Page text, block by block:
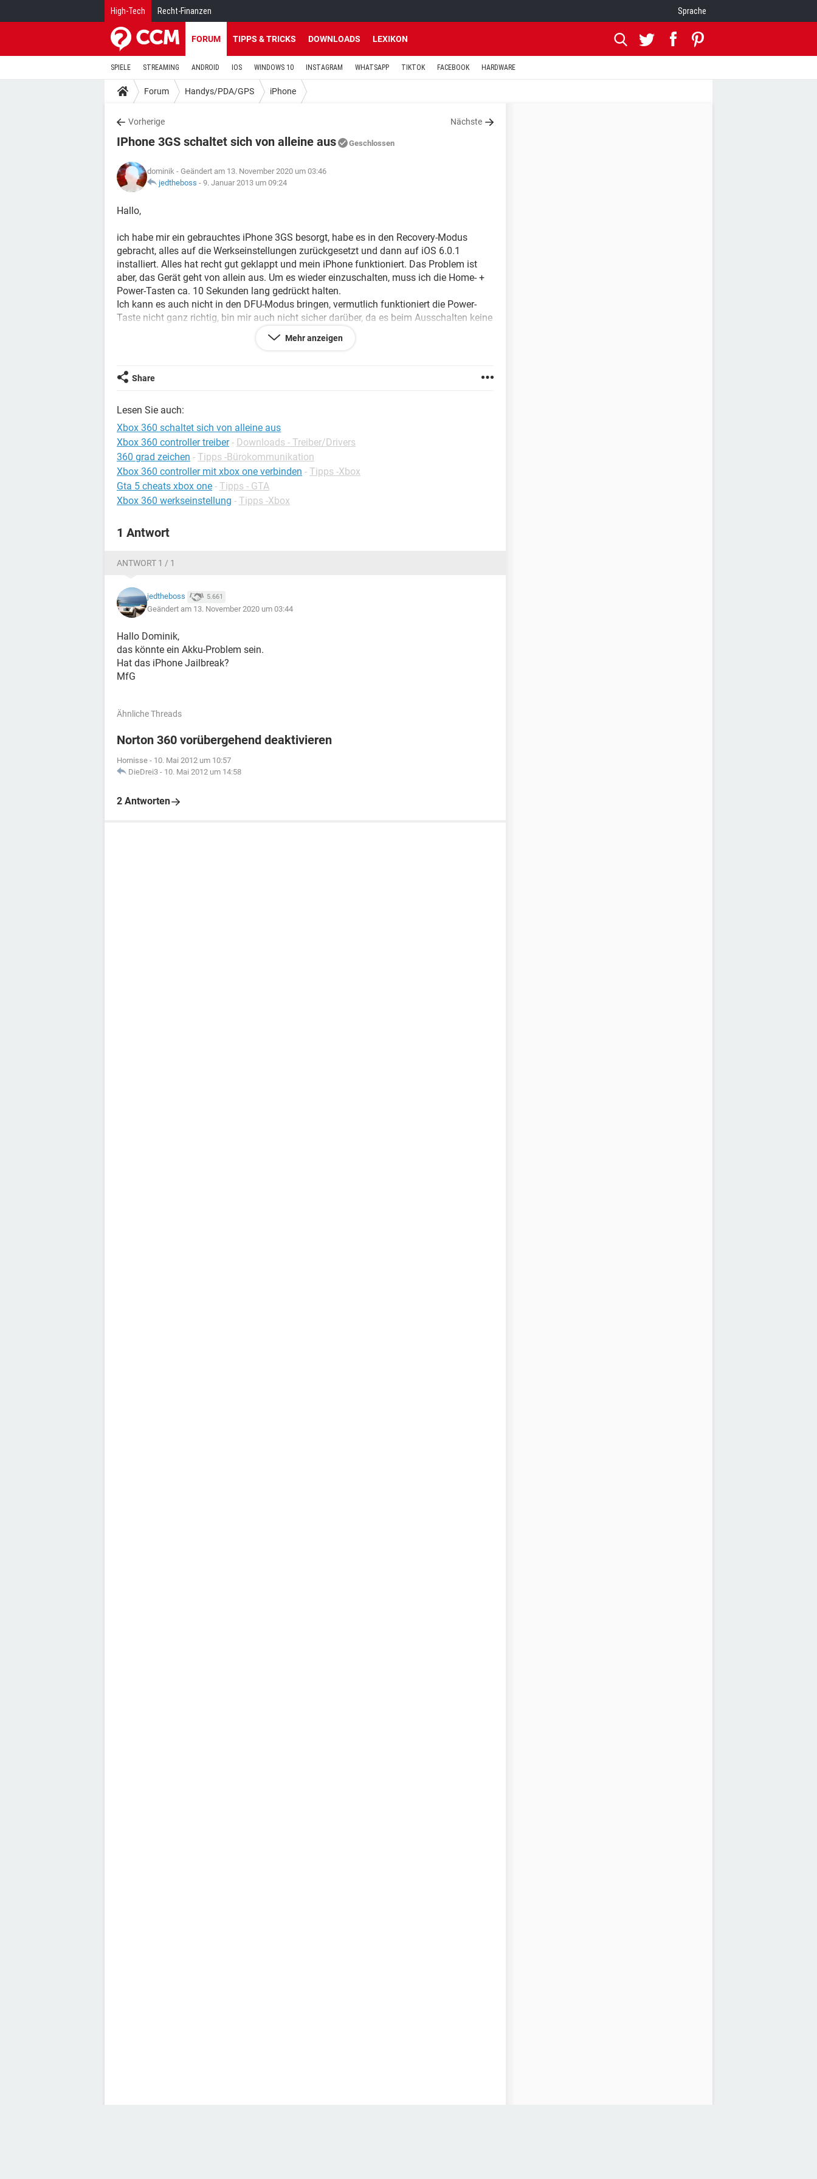
High-Tech Recht-Finanzen Sprache
FORUM TIPPS & TRICKS DOWNLOADS LEXIKON
SPIELE STREAMING ANDROID IOS WINDOWS 10 INSTAGRAM WHATSAPP TIKTOK FACEBOOK HARDWARE
Forum Handys/PDA/GPS iPhone
Vorherige Nächste
IPhone 3GS schaltet sich von alleine aus Geschlossen
dominik - Geändert am 13. November 2020 um 03:46
jedtheboss - 9. Januar 2013 um 09:24
Hallo,
ich habe mir ein gebrauchtes iPhone 3GS besorgt, habe es in den Recovery-Modus
gebracht, alles auf die Werkseinstellungen zurückgesetzt und dann auf iOS 6.0.1
installiert. Alles hat recht gut geklappt und mein iPhone funktioniert. Das Problem ist
aber, das Gerät geht von allein aus. Um es wieder einzuschalten, muss ich die Home- +
Power-Tasten ca. 10 Sekunden lang gedrückt halten.
Ich kann es auch nicht in den DFU-Modus bringen, vermutlich funktioniert die Power-
Taste nicht ganz richtig, bin mir auch nicht sicher darüber, da es beim Ausschalten keine
Ich weiß nicht mehr weiter und weiß auch nicht, woran es liegen könnte.
Hat jemand von euch eine Idee?
Mehr anzeigen
Share
Lesen Sie auch:
Xbox 360 schaltet sich von alleine aus
Xbox 360 controller treiber - Downloads - Treiber/Drivers
360 grad zeichen - Tipps -Bürokommunikation
Xbox 360 controller mit xbox one verbinden - Tipps -Xbox
Gta 5 cheats xbox one - Tipps - GTA
Xbox 360 werkseinstellung - Tipps -Xbox
1 Antwort
ANTWORT 1 / 1
jedtheboss 5.661
Geändert am 13. November 2020 um 03:44
Hallo Dominik,
das könnte ein Akku-Problem sein.
Hat das iPhone Jailbreak?
MfG
Ähnliche Threads
Norton 360 vorübergehend deaktivieren
Hornisse - 10. Mai 2012 um 10:57
DieDrei3 - 10. Mai 2012 um 14:58
2 Antworten